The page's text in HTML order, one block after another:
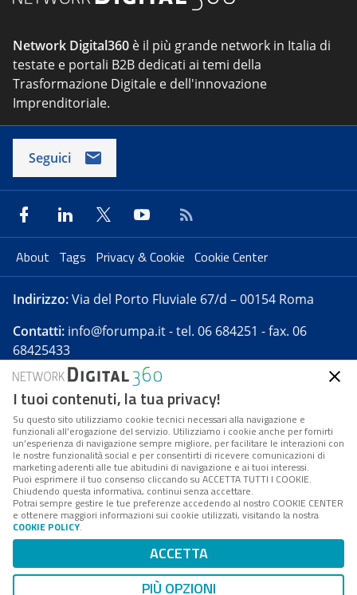
Network Digital360 è il più grande network in Italia di
testate e portali B2B dedicati ai temi della
Trasformazione Digitale e dell'innovazione
Imprenditoriale.
Seguici
About Tags Privacy & Cookie Cookie Center
Indirizzo:Via del Porto Fluviale 67/d – 00154 Roma
Contatti: info@forumpa.it- tel. 06 684251 - fax. 06
68425433
Forumpa.itè una pubblicazione telematica iscritta
presso Registro della stampa del Tribunale di Roma -
Reg. n. 182 del 2 maggio 2008 - Direttore resp. Michela
Stentella
FPA s.r.l. è società soggetta a Direzione e
Coordinamento da parte di Digital360 S.p.A. - FPA s.r.l.
è un'azienda certificata per il sistema di management
Codice Fiscale/Partita IVA n. 10693191008 - R.E.A. Roma
n. 1249791. ISP AWS
Mappa del sito
I tuoi contenuti, la tua privacy!
Su questo sito utilizziamo cookie tecnici necessari alla navigazione e
funzionali all’erogazione del servizio. Utilizziamo i cookie anche per fornirti
un’esperienza di navigazione sempre migliore, per facilitare le interazioni con
le nostre funzionalità social e per consentirti di ricevere comunicazioni di
marketing aderenti alle tue abitudini di navigazione e ai tuoi interessi.
Puoi esprimere il tuo consenso cliccando su ACCETTA TUTTI I COOKIE.
Chiudendo questa informativa, continui senza accettare.
Potrai sempre gestire le tue preferenze accedendo al nostro COOKIE CENTER
e ottenere maggiori informazioni sui cookie utilizzati, visitando la nostra
COOKIE POLICY.
ACCETTA
PIÙ OPZIONI